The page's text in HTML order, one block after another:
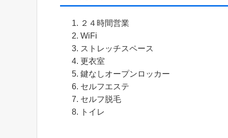
２４時間営業
WiFi
ストレッチスペース
更衣室
鍵なしオープンロッカー
セルフエステ
セルフ脱毛
トイレ